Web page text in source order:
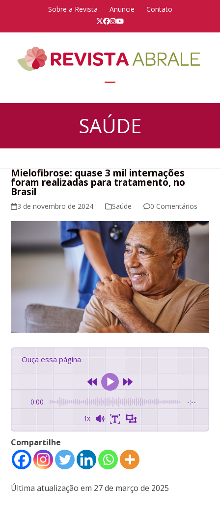
Sobre a Revista Anuncie
Contato
Twitter
Facebook
Instagram
YouTube
menu
menu
SAÚDE
Mielofibrose: quase 3 mil internações
foram realizadas para tratamento, no
Brasil
3 de novembro de 2024 Saúde 0 Comentários
Ouça essa página
0:00 -:--
1x
Compartilhe
Última atualização em 27 de março de 2025